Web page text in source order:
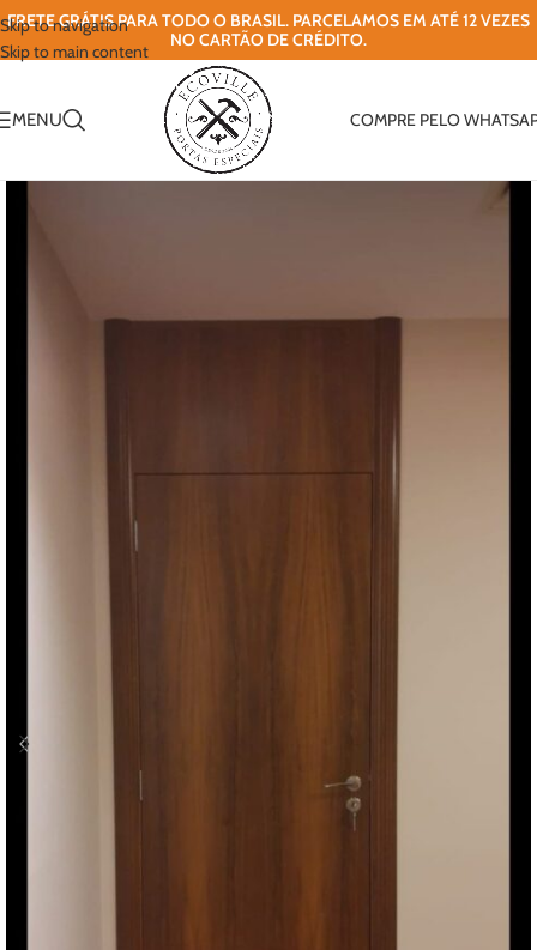
Skip to navigation
Skip to main content
FRETE GRÁTIS PARA TODO O BRASIL. PARCELAMOS EM ATÉ 12 VEZES
NO CARTÃO DE CRÉDITO.
MENU COMPRE PELO